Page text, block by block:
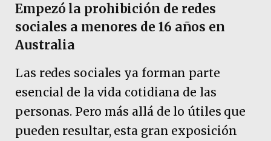
Empezó la prohibición de redes
sociales a menores de 16 años en
Australia
Las redes sociales ya forman parte
esencial de la vida cotidiana de las
personas. Pero más allá de lo útiles que
pueden resultar, esta gran exposición